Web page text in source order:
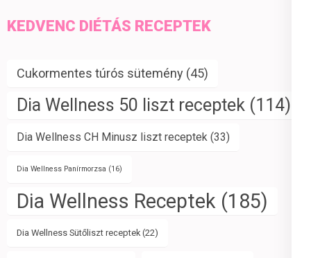
KEDVENC DIÉTÁS RECEPTEK
Cukormentes túrós sütemény (45)
Dia Wellness 50 liszt receptek (114)
Dia Wellness CH Minusz liszt receptek (33)
Dia Wellness Panírmorzsa (16)
Dia Wellness Receptek (185)
Dia Wellness Sütőliszt receptek (22)